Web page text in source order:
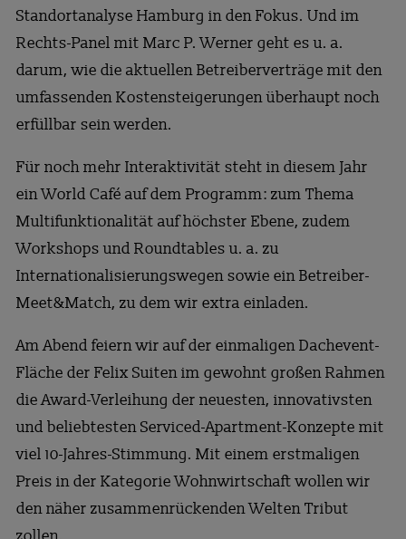
Standortanalyse Hamburg in den Fokus. Und im
Rechts-Panel mit Marc P. Werner geht es u. a.
darum, wie die aktuellen Betreiberverträge mit den
umfassenden Kostensteigerungen überhaupt noch
erfüllbar sein werden.
Für noch mehr Interaktivität steht in diesem Jahr
ein World Café auf dem Programm: zum Thema
Multifunktionalität auf höchster Ebene, zudem
Workshops und Roundtables u. a. zu
Internationalisierungswegen sowie ein Betreiber-
Meet&Match, zu dem wir extra einladen.
Am Abend feiern wir auf der einmaligen Dachevent-
Fläche der Felix Suiten im gewohnt großen Rahmen
die Award-Verleihung der neuesten, innovativsten
und beliebtesten Serviced-Apartment-Konzepte mit
viel 10-Jahres-Stimmung. Mit einem erstmaligen
Preis in der Kategorie Wohnwirtschaft wollen wir
den näher zusammenrückenden Welten Tribut